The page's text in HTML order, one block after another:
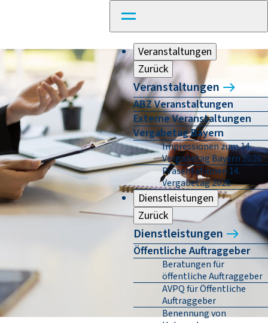
Veranstaltungen
Zurück
Veranstaltungen
ABZ Veranstaltungen
Externe Veranstaltungen
Vergabetag Bayern
Impressionen zum 14.
Vergabetag Bayern 2026
Präsentationen 14.
Vergabetag 2026
Dienstleistungen
Zurück
Dienstleistungen
Öffentliche Auftraggeber
Beratungen für
öffentliche Auftraggeber
AVPQ für Öffentliche
Auftraggeber
Benennung von